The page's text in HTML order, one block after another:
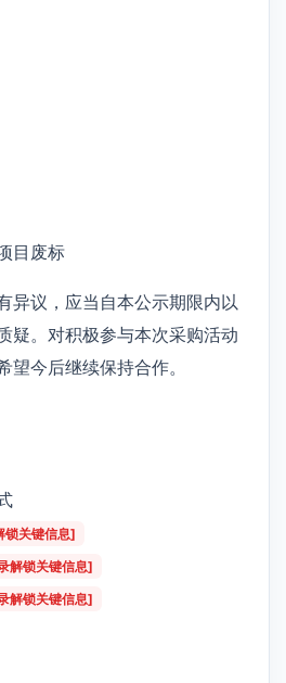
目废标
异议，应当自本公示期限内以
疑。对积极参与本次采购活动
望今后继续保持合作。
锁关键信息]
解锁关键信息]
解锁关键信息]